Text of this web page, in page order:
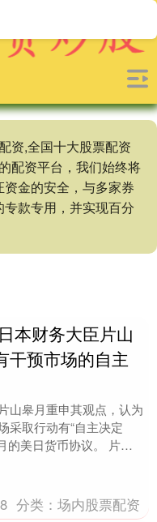
资,全国十大股票配资
配资平台，我们始终将
金的安全，与多家券
款专用，并实现百分
本财务大臣片山
干预市场的自主
山皋月重申其观点，认为
采取行动有“自主决定
的美日货币协议。 片山
没....
分类：场内股票配资